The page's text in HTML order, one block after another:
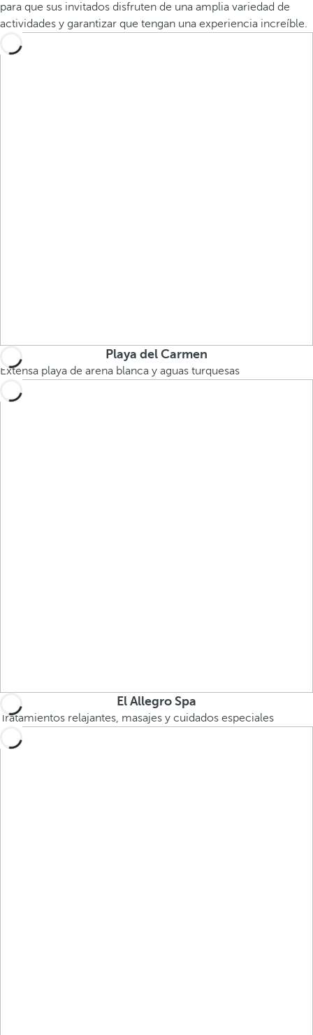
para que sus invitados disfruten de una amplia variedad de
actividades y garantizar que tengan una experiencia increíble.
Playa del Carmen
Extensa playa de arena blanca y aguas turquesas
El Allegro Spa
Tratamientos relajantes, masajes y cuidados especiales